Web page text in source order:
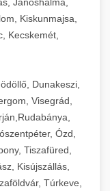
Kiskunmajsa,
Kecskemét,
Dunakeszi,
Visegrád,
Ózd,
Tiszafüred,
Kisújszállás,
Túrkeve,